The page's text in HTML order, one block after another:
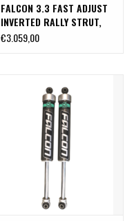
FALCON 3.3 FAST ADJUST
INVERTED RALLY STRUT,
SPRINTER 906 und 907
€3.059,00